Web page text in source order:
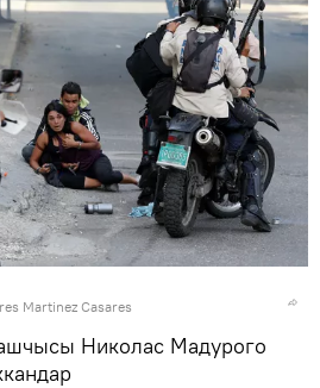
Martinez Casares
Николас Мадурого